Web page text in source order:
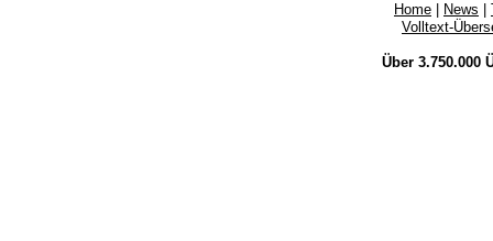
Home News
Volltext-
Über 3.750.000